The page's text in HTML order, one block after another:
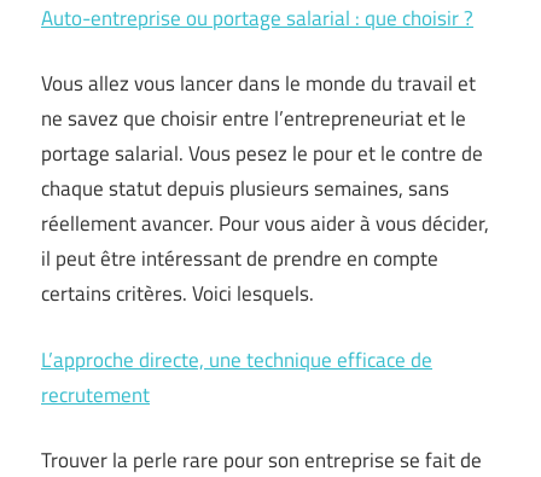
Auto-entreprise ou portage salarial : que choisir ?
Vous allez vous lancer dans le monde du travail et
ne savez que choisir entre l’entrepreneuriat et le
portage salarial. Vous pesez le pour et le contre de
chaque statut depuis plusieurs semaines, sans
réellement avancer. Pour vous aider à vous décider,
il peut être intéressant de prendre en compte
certains critères. Voici lesquels.
L’approche directe, une technique efficace de
recrutement
Trouver la perle rare pour son entreprise se fait de